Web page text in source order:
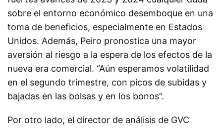
sobre el entorno económico desemboque en una
toma de beneficios, especialmente en Estados
Unidos. Además, Peiro pronostica una mayor
aversión al riesgo a la espera de los efectos de la
nueva era comercial. “Aún esperamos volatilidad
en el segundo trimestre, con picos de subidas y
bajadas en las bolsas y en los bonos”.
Por otro lado, el director de análisis de GVC